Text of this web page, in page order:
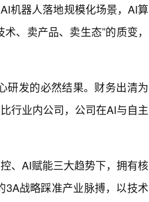
机器人落地规模化场景，AI算
、卖产品、卖生态”的质变，
研发的必然结果。财务出清为
行业内公司，公司在AI与自主
、AI赋能三大趋势下，拥有核
战略踩准产业脉搏，以技术